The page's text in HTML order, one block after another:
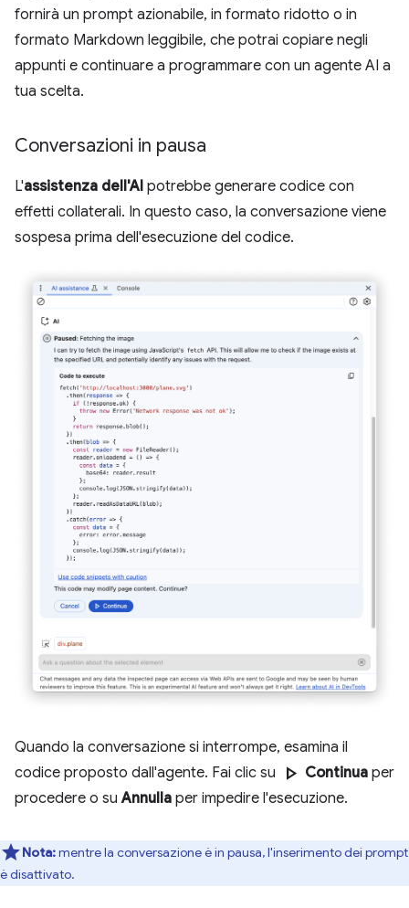
fornirà un prompt azionabile, in formato ridotto o in
formato Markdown leggibile, che potrai copiare negli
appunti e continuare a programmare con un agente AI a
tua scelta.
Conversazioni in pausa
L'assistenza dell'AI potrebbe generare codice con
effetti collaterali. In questo caso, la conversazione viene
sospesa prima dell'esecuzione del codice.
Quando la conversazione si interrompe, esamina il
codice proposto dall'agente. Fai clic su
play_arrow Continua per
procedere o suAnnulla per impedire l'esecuzione.
Nota:mentre la conversazione è in pausa, l'inserimento dei prompt
è disattivato.